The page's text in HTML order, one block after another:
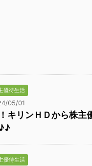
優待生活
05/01
キリンＨＤから株主
優待生活